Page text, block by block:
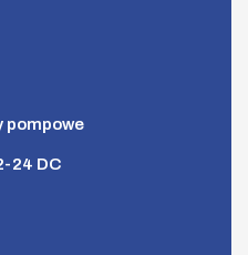
pompowe
24 DC